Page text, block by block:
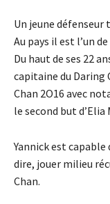
Un jeune
Au pays il est l’un
Du haut de ses 22
capitaine du Daring
Chan 2O16 avec
le second but d’Elia
Yannick est capable
dire, jouer milieu
Chan.